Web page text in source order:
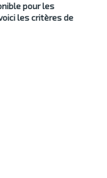
pour les
les critères de